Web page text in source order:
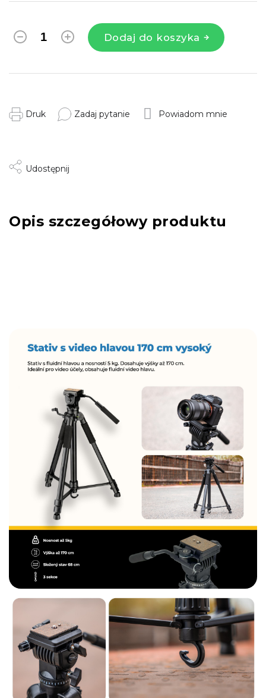
Dodaj do koszyka
Druk Zadaj pytanie Powiadom mnie
Udostępnij
Opis szczegółowy produktu